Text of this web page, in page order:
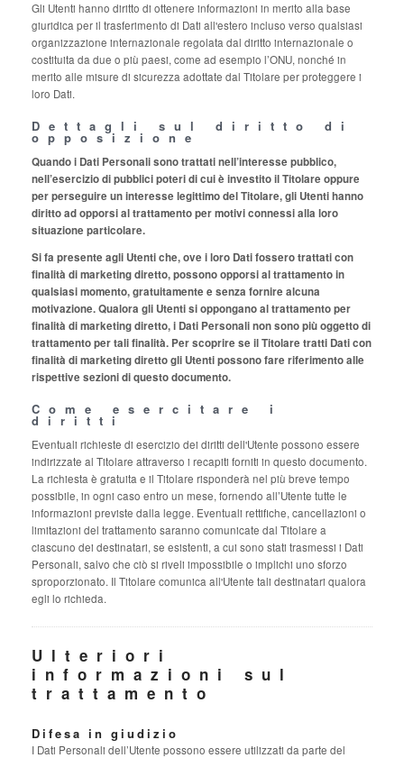
Gli Utenti hanno diritto di ottenere informazioni in merito alla base
giuridica per il trasferimento di Dati all'estero incluso verso qualsiasi
organizzazione internazionale regolata dal diritto internazionale o
costituita da due o più paesi, come ad esempio l’ONU, nonché in
merito alle misure di sicurezza adottate dal Titolare per proteggere i
loro Dati.
Dettagli sul diritto di
opposizione
Quando i Dati Personali sono trattati nell’interesse pubblico,
nell’esercizio di pubblici poteri di cui è investito il Titolare oppure
per perseguire un interesse legittimo del Titolare, gli Utenti hanno
diritto ad opporsi al trattamento per motivi connessi alla loro
situazione particolare.
Si fa presente agli Utenti che, ove i loro Dati fossero trattati con
finalità di marketing diretto, possono opporsi al trattamento in
qualsiasi momento, gratuitamente e senza fornire alcuna
motivazione. Qualora gli Utenti si oppongano al trattamento per
finalità di marketing diretto, i Dati Personali non sono più oggetto di
trattamento per tali finalità. Per scoprire se il Titolare tratti Dati con
finalità di marketing diretto gli Utenti possono fare riferimento alle
rispettive sezioni di questo documento.
Come esercitare i
diritti
Eventuali richieste di esercizio dei diritti dell'Utente possono essere
indirizzate al Titolare attraverso i recapiti forniti in questo documento.
La richiesta è gratuita e il Titolare risponderà nel più breve tempo
possibile, in ogni caso entro un mese, fornendo all’Utente tutte le
informazioni previste dalla legge. Eventuali rettifiche, cancellazioni o
limitazioni del trattamento saranno comunicate dal Titolare a
ciascuno dei destinatari, se esistenti, a cui sono stati trasmessi i Dati
Personali, salvo che ciò si riveli impossibile o implichi uno sforzo
sproporzionato. Il Titolare comunica all'Utente tali destinatari qualora
egli lo richieda.
Ulteriori
informazioni sul
trattamento
Difesa in giudizio
I Dati Personali dell’Utente possono essere utilizzati da parte del